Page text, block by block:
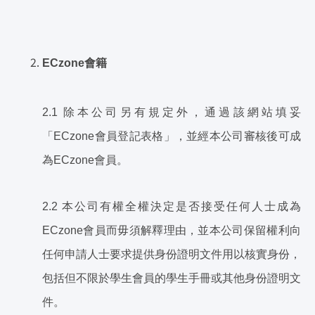
ECzone會籍
2.1 除本公司另有規定外，通過該網站填妥
「ECzone會員登記表格」，並經本公司審核後可成
為ECzone會員。
2.2 本公司有權全權決定是否接受任何人士成為
ECzone會員而毋須解釋理由，並本公司保留權利向
任何申請人士要求提供身份證明文件用以核實身份，
包括但不限於學生會員的學生手冊或其他身份證明文
件。